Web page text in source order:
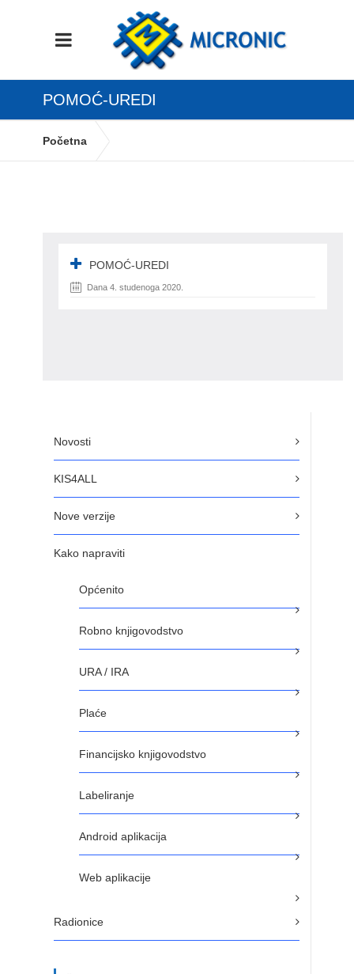
POMOĆ-UREDI
Početna
Novosti
KIS4ALL
Nove verzije
Kako napraviti
Općenito
Robno knjigovodstvo
URA / IRA
Plaće
Financijsko knjigovodstvo
Labeliranje
Android aplikacija
Web aplikacije
Radionice
POMOĆ-UREDI
Dana 4. studenoga 2020.